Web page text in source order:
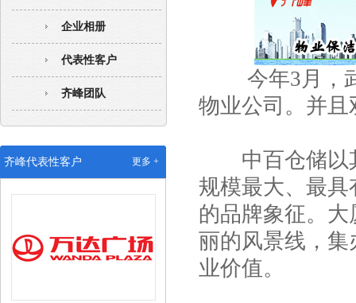
企业相册
代表性客户
齐峰团队
齐峰代表性客户 更多 +
武汉沃尔玛配送中心保洁外包
今年3月，
物业公司。并
中百仓储以其
规模最大、最
的品牌象征。
丽的风景线，
业价值。